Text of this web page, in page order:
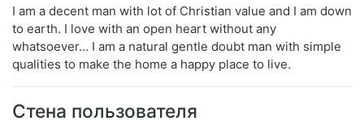
I am a decent man with lot of Christian value and I am down
to earth. I love with an open heart without any
whatsoever… I am a natural gentle doubt man with simple
qualities to make the home a happy place to live.
Стена пользователя